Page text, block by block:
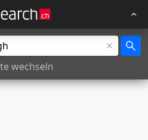
wechseln